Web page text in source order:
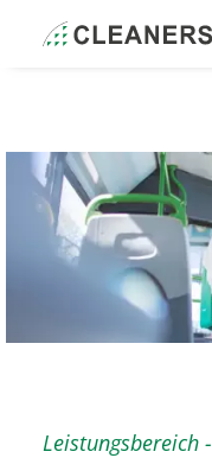
Leistungsbereich